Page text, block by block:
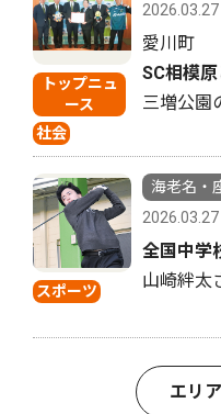
トップニュ
ース
社会
2026.03.27
愛川町
SC相模
三増公園
スポーツ
海老名・
2026.03.27
全国中学
山崎絆太
エリ